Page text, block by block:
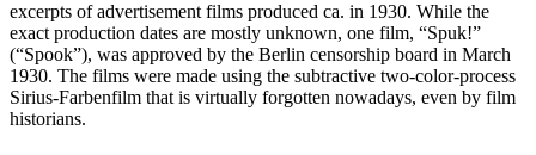
excerpts of advertisement films produced ca. in 1930. While the
exact production dates are mostly unknown, one film, “Spuk!”
(“Spook”), was approved by the Berlin censorship board in March
1930. The films were made using the subtractive two-color-process
Sirius-Farbenfilm that is virtually forgotten nowadays, even by film
historians.